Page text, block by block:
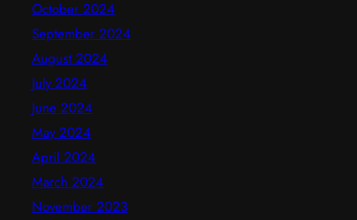
October 2024
September 2024
August 2024
July 2024
June 2024
May 2024
April 2024
March 2024
November 2023